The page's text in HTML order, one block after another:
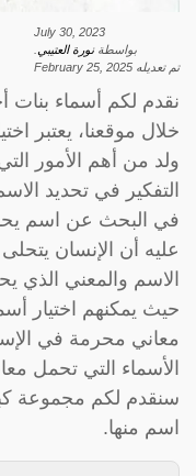
July 30, 2023
بواسطةنورة العتيبي
تم تعديله February 25, 2025
نقدم لكم أسماء بنات
خلال موقعنا، يعتبر
ولد من أهم الأمور
التفكير في تحديد
في البحث عن اسم
عليه أن الإنسان
الاسم والمعني الذي
حيث يمكنهم اختيار
معاني محرمة في
الأسماء التي تحمل
سنقدم لكم مجموعة
اسم منها.